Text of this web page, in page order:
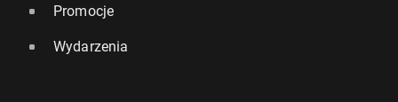
Promocje
Wydarzenia